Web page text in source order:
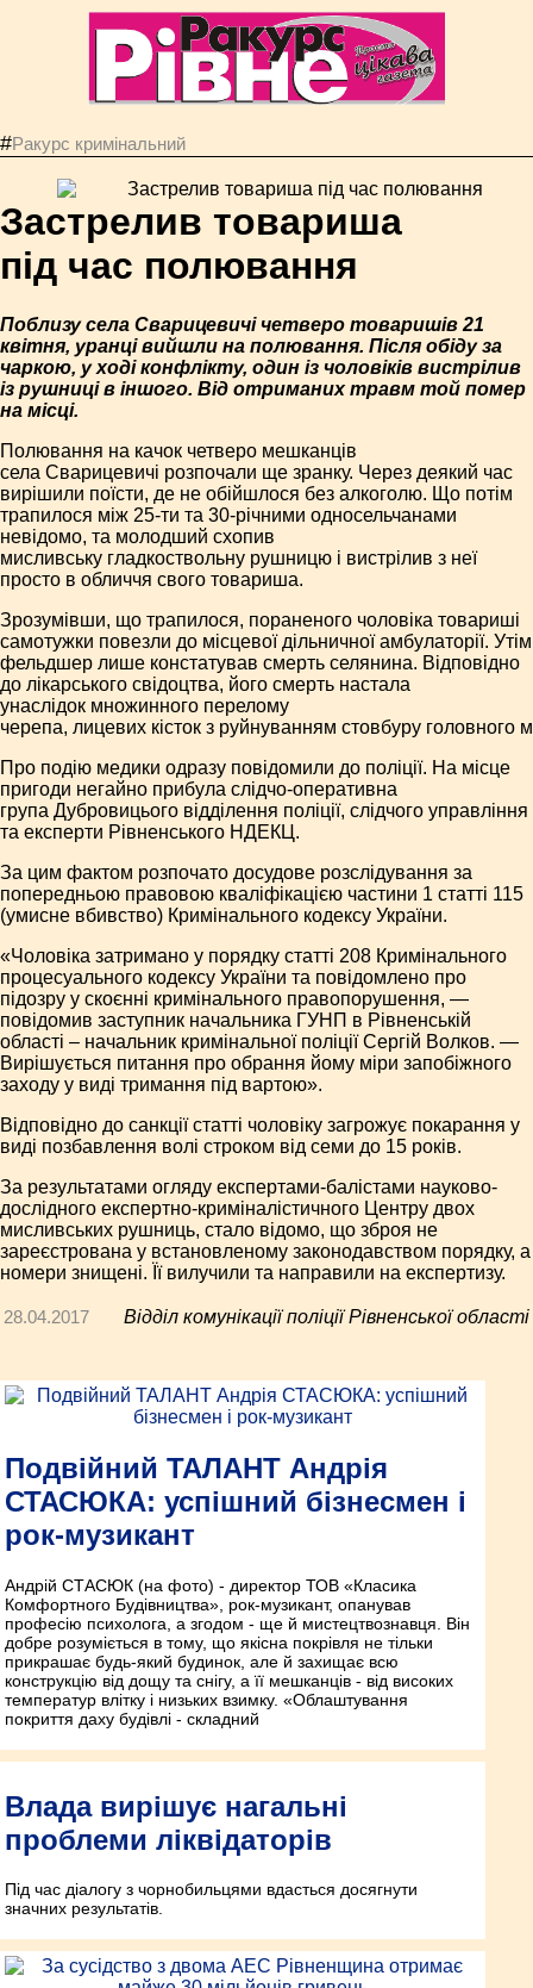
#Ракурс кримінальний
Застрелив товариша
під час полювання
Поблизу села Сварицевичі четверо товаришів 21
квітня, уранці вийшли на полювання. Після обіду за
чаркою, у ході конфлікту, один із чоловіків вистрілив
із рушниці в іншого. Від отриманих травм той помер
на місці.
Полювання на качок четверо мешканців
села Сварицевичі розпочали ще зранку. Через деякий час
вирішили поїсти, де не обійшлося без алкоголю. Що потім
трапилося між 25-ти та 30-річними односельчанами
невідомо, та молодший схопив
мисливську гладкоствольну рушницю і вистрілив з неї
просто в обличчя свого товариша.
Зрозумівши, що трапилося, пораненого чоловіка товариші
самотужки повезли до місцевої дільничної амбулаторії. Утім
фельдшер лише констатував смерть селянина. Відповідно
до лікарського свідоцтва, його смерть настала
унаслідок множинного перелому
черепа, лицевих кісток з руйнуванням стовбуру головного
Про подію медики одразу повідомили до поліції. На місце
пригоди негайно прибула слідчо-оперативна
група Дубровицього відділення поліції, слідчого управління
та експерти Рівненського НДЕКЦ.
За цим фактом розпочато досудове розслідування за
попередньою правовою кваліфікацією частини 1 статті 115
(умисне вбивство) Кримінального кодексу України.
«Чоловіка затримано у порядку статті 208 Кримінального
процесуального кодексу України та повідомлено про
підозру у скоєнні кримінального правопорушення, —
повідомив заступник начальника ГУНП в Рівненській
області – начальник кримінальної поліції Сергій Волков. —
Вирішується питання про обрання йому міри запобіжного
заходу у виді тримання під вартою».
Відповідно до санкції статті чоловіку загрожує покарання у
виді позбавлення волі строком від семи до 15 років.
За результатами огляду експертами-балістами науково-
дослідного експертно-криміналістичного Центру двох
мисливських рушниць, стало відомо, що зброя не
зареєстрована у встановленому законодавством порядку, а
номери знищені. Її вилучили та направили на експертизу.
28.04.2017 Відділ комунікації поліції Рівненської області
Подвійний ТАЛАНТ Андрія
СТАСЮКА: успішний бізнесмен і
рок-музикант
Андрій СТАСЮК (на фото) - директор ТОВ «Класика
Комфортного Будівництва», рок-музикант, опанував
професію психолога, а згодом - ще й мистецтво­знавця. Він
добре розуміється в тому, що якісна покрівля не тільки
прикрашає будь-який будинок, але й захищає всю
конструкцію від дощу та снігу, а її мешканців - від високих
температур влітку і низьких взимку. «Облаштування
покриття даху будівлі - складний
Влада вирішує нагальні
проблеми ліквідаторів
Під час діалогу з чорнобильцями вдасться досягнути
значних результатів.